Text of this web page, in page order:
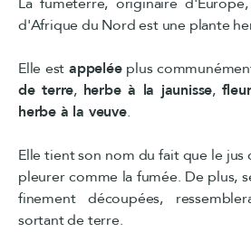
La fumeterre, originaire
d'Afrique du Nord est une plante
Elle est appeléeplus
de terre, herbe à la jaunisse,
herbe à la veuve.
Elle tient son nom du fait que le
pleurer comme la fumée. De plus,
finement découpées,
sortant de terre.